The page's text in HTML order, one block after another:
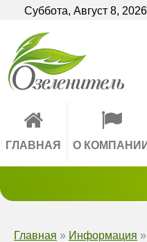
Версия для
Размер шрифта:
Суббота, Август 8,
ГЛАВНАЯ О КОМПАНИИ
Главная » Информация »